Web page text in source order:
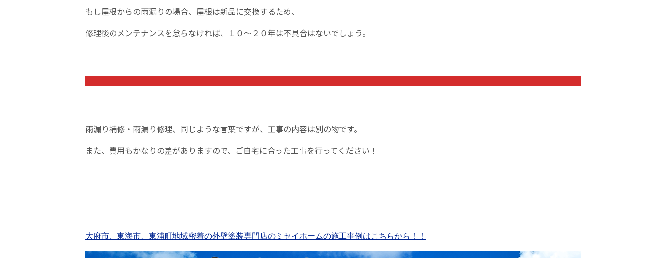
もし屋根からの雨漏りの場合、屋根は新品に交換するため、
修理後のメンテナンスを怠らなければ、１０～２０年は不具合はないでしょう。
雨漏り補修・雨漏り修理、同じような言葉ですが、工事の内容は別の物です。
また、費用もかなりの差がありますので、ご自宅に合った工事を行ってください！
大府市、東海市、東浦町地域密着の外壁塗装専門店のミセイホームの施工事例はこちらから！！